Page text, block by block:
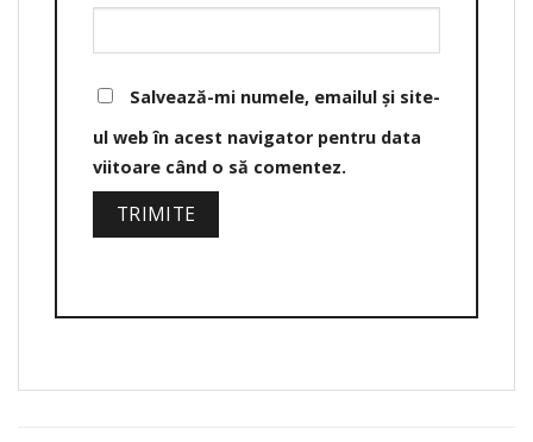
Salvează-mi numele, emailul și site-
ul web în acest navigator pentru data
viitoare când o să comentez.